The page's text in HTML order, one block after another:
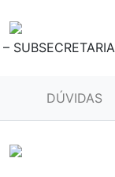
(CURRENT)DÚVIDAS